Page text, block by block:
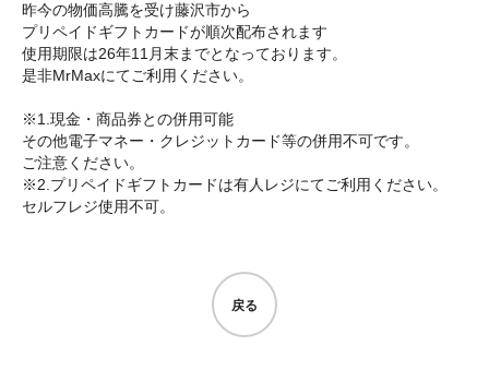
昨今の物価高騰を受け藤沢市から
プリペイドギフトカードが順次配布されます
使用期限は26年11月末までとなっております。
是非MrMaxにてご利用ください。
※1.現金・商品券との併用可能
その他電子マネー・クレジットカード等の併用不可です。
ご注意ください。
※2.プリペイドギフトカードは有人レジにてご利用ください。
セルフレジ使用不可。
戻る